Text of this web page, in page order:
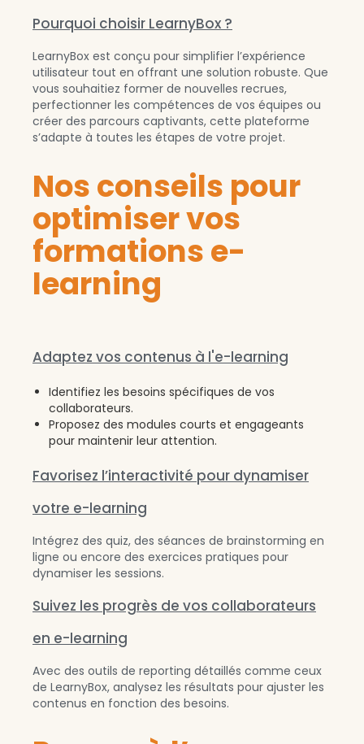
Pourquoi choisir LearnyBox ?
LearnyBox est conçu pour simplifier l’expérience
utilisateur tout en offrant une solution robuste. Que
vous souhaitiez former de nouvelles recrues,
perfectionner les compétences de vos équipes ou
créer des parcours captivants, cette plateforme
s’adapte à toutes les étapes de votre projet.
Nos conseils pour
optimiser vos
formations e-
learning
Adaptez vos contenus à l'e-learning
Identifiez les besoins spécifiques de vos
collaborateurs.
Proposez des modules courts et engageants
pour maintenir leur attention.
Favorisez l’interactivité pour dynamiser
votre e-learning
Intégrez des quiz, des séances de brainstorming en
ligne ou encore des exercices pratiques pour
dynamiser les sessions.
Suivez les progrès de vos collaborateurs
en e-learning
Avec des outils de reporting détaillés comme ceux
de LearnyBox, analysez les résultats pour ajuster les
contenus en fonction des besoins.